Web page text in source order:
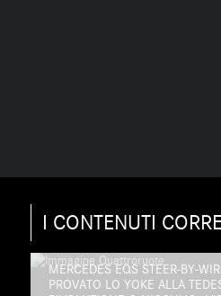
I CONTENUTI
MERCEDES EQS
PROVATO LO YOKE ALLA